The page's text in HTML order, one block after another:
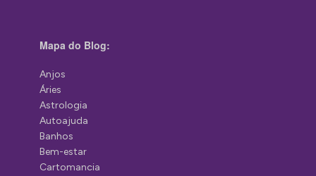
Mapa do Blog:
Anjos
Áries
Astrologia
Autoajuda
Banhos
Bem-estar
Cartomancia